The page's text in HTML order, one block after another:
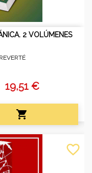
2 VOLÚMENES
REVERTÉ
19,51 €

favorite_border